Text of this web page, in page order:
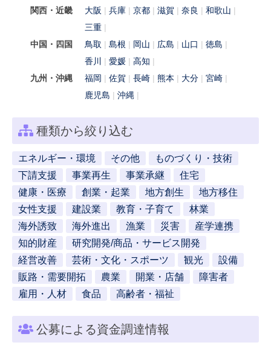
関西・近畿
大阪 兵庫 京都 滋賀 奈良
和歌山
三重
中国・四国
鳥取 島根 岡山 広島 山口
徳島
香川
愛媛
高知
九州・沖縄
福岡 佐賀 長崎 熊本 大分
宮崎
鹿児島
沖縄
種類から絞り込む
エネルギー・環境 その他
ものづくり・技術
下請支援
事業再生 事業承継
住宅
健康・医療
創業・起業 地方創生
地方移住
女性支援
建設業 教育・子育て
林業
海外誘致
海外進出 漁業 災害
産学連携
知的財産
研究開発/商品・サービス開発
経営改善
芸術・文化・スポーツ 観光
設備
販路・需要開拓
農業 開業・店舗
障害者
雇用・人材
食品 高齢者・福祉
公募による資金調達情報